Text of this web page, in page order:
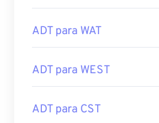
ADT para WAT
ADT para WEST
ADT para CST